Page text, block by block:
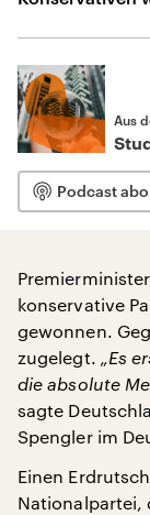
Aus
Podcast
konservative
gewonnen.
zugelegt. „Es
die absolute
sagte
Spengler im
Einen
Nationalpartei,